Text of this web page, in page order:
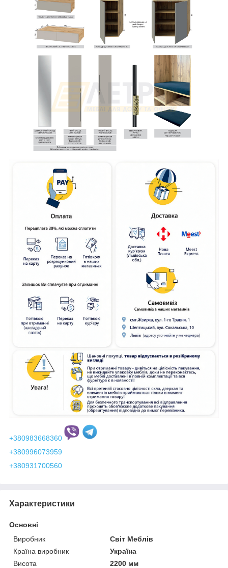
+380983668360
+380996073959
+380931700560
Характеристики
Основні
Виробник
Світ Меблів
Країна виробник
Україна
Висота
2200 мм